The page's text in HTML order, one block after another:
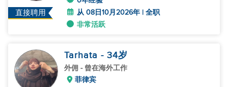
直接聘用
从 08日10月2026年 | 全职
非常活跃
Tarhata - 34岁
外佣 - 曾在海外工作
菲律宾